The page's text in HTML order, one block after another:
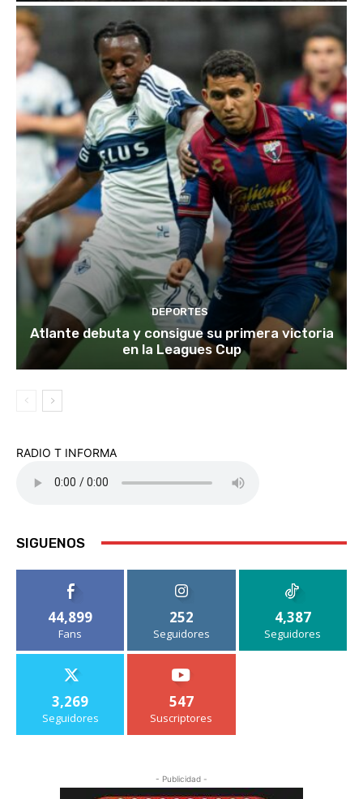
DEPORTES
Atlante debuta y consigue su primera victoria
en la Leagues Cup
RADIO T INFORMA
SIGUENOS
44,899
Fans
252
Seguidores
4,387
Seguidores
3,269
Seguidores
547
Suscriptores
- Publicidad -